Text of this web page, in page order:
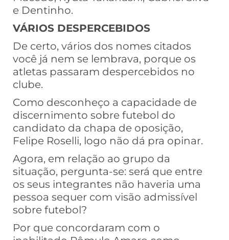
e Dentinho.
VÁRIOS DESPERCEBIDOS
De certo, vários dos nomes citados
você já nem se lembrava, porque os
atletas passaram despercebidos no
clube.
Como desconheço a capacidade de
discernimento sobre futebol do
candidato da chapa de oposição,
Felipe Roselli, logo não dá pra opinar.
Agora, em relação ao grupo da
situação, pergunta-se: será que entre
os seus integrantes não haveria uma
pessoa sequer com visão admissível
sobre futebol?
Por que concordaram com o